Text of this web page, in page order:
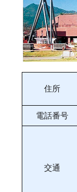
住所
電話番号
交通